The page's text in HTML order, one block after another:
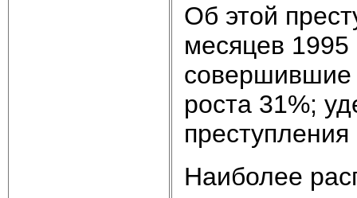
Об этой
ме­ся­цев
со­вер­шив­шие
рос­та 31%;
Наи­бо­лее